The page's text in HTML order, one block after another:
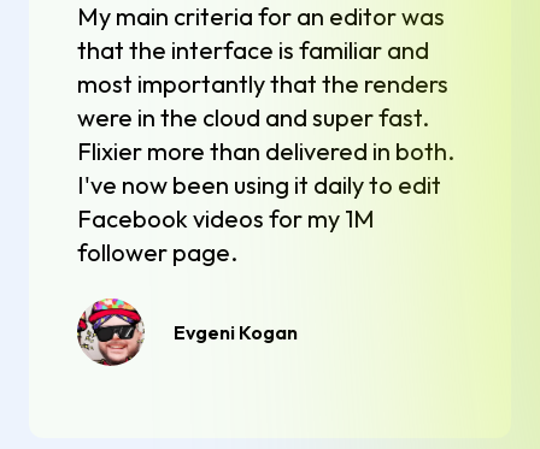
My main criteria for an editor was
that the interface is familiar and
most importantly that the renders
were in the cloud and super fast.
Flixier more than delivered in both.
I've now been using it daily to edit
Facebook videos for my 1M
follower page.
Evgeni Kogan